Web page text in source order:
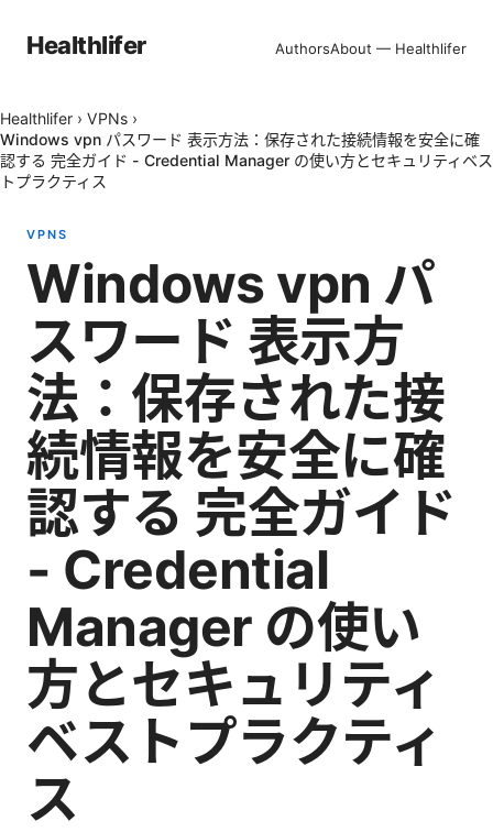
Healthlifer AuthorsAbout — Healthlifer
Healthlifer › VPNs ›
Windows vpn パスワード 表示方法：保存された接続情報を安全に確
認する 完全ガイド - Credential Manager の使い方とセキュリティベス
トプラクティス
VPNS
Windows vpn パ
スワード 表示方
法：保存された接
続情報を安全に確
認する 完全ガイド
- Credential
Manager の使い
方とセキュリティ
ベストプラクティ
ス